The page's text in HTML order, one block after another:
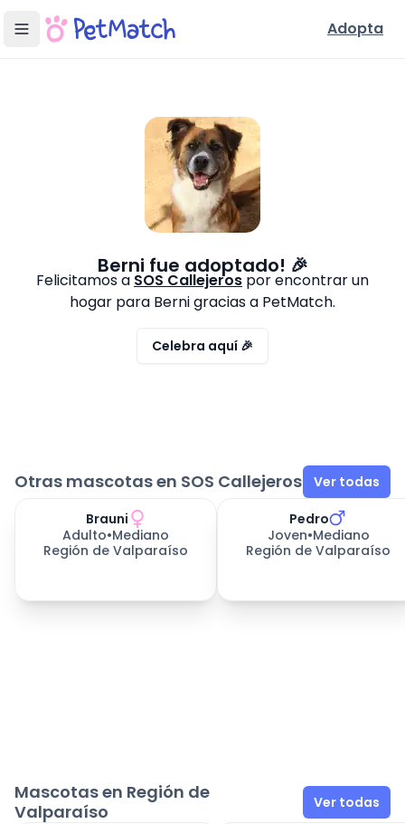
Adopta
Berni fue adoptado! 🎉
Felicitamos a SOS Callejeros por encontrar un
hogar para Bernigracias a PetMatch.
Celebra aquí 🎉
Otras mascotas en SOS Callejeros Ver todas
Brauni
Adulto•Mediano
Región de Valparaíso
días esperando
Pedro
Joven•Mediano
Región de Valparaíso
Mascotas en Región de
Valparaíso
Ver todas